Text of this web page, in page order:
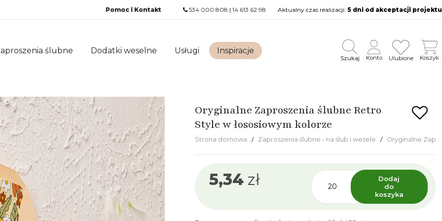
Pomoc i Kontakt 534 000 808 | 14 613 62 98 Aktualny czas realizacji: 5 dni od akceptacji projektu
ślubne Dodatki weselne Usługi Inspiracje
Szukaj Konto Ulubione Koszyk
Oryginalne Zaproszenia ślubne Retro
Style w łososiowym kolorze
Strona domowa Zaproszenia ślubne - na ślub i wesele Oryginalne
5,34 zł
Dodaj
do
koszyka